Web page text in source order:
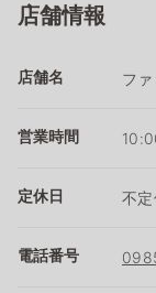
店舗情報
店舗名 フ
営業時間
定休日 不定
電話番号